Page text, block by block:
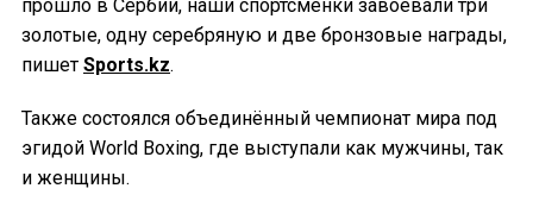
прошло в Сербии, наши спортсменки завоевали три
золотые, одну серебряную и две бронзовые награды,
пишет Sports.kz.
Также состоялся объединённый чемпионат мира под
эгидой World Boxing, где выступали как мужчины, так
и женщины.